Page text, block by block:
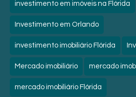
investimento em imóveis na Flórida
Investimento em Orlando
investimento imobiliário Flórida
Mercado imobiliário mercado
mercado imobiliário Flórida